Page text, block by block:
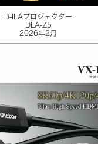
D-ILAプロジェクター
DLA-Z5
2026年2月